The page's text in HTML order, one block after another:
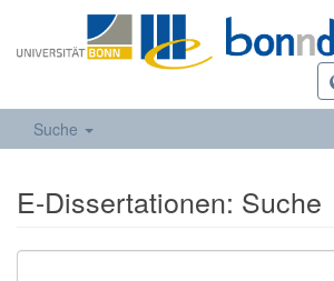
Suche
E-Dissertationen: Suche